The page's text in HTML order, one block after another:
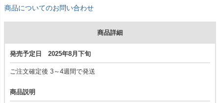
商品についてのお問い合わせ
商品詳細
発売予定日 2025年8月下旬
ご注文確定後 3～4週間で発送
商品説明